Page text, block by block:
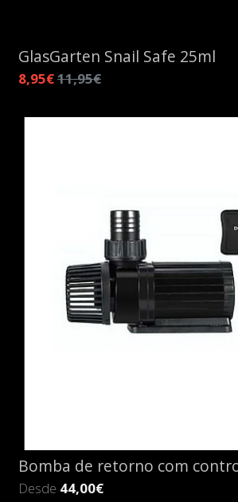
GlasGarten Snail Safe 25ml
8,95€11,95€
Bomba de retorno com
Desde 44,00€